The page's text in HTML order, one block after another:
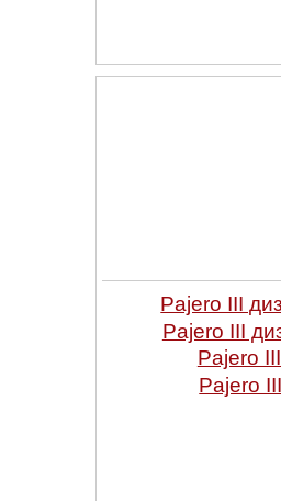
Pajero III
Pajero III
Pajero
Pajero